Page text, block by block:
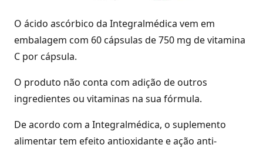
O ácido ascórbico da Integralmédica vem em
embalagem com 60 cápsulas de 750 mg de vitamina
C por cápsula.
O produto não conta com adição de outros
ingredientes ou vitaminas na sua fórmula.
De acordo com a Integralmédica, o suplemento
alimentar tem efeito antioxidante e ação anti-